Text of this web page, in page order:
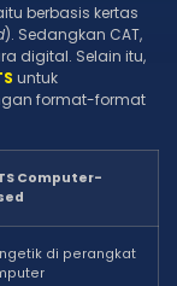
berbasis kertas
). Sedangkan CAT,
digital. Selain itu,
untuk
format-format
Computer-
di perangkat